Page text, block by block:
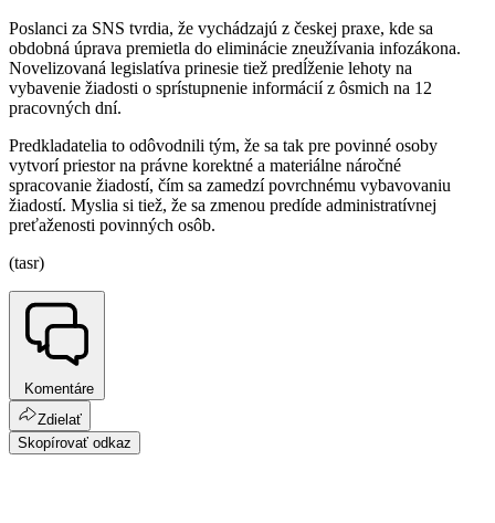
Poslanci za SNS tvrdia, že vychádzajú z českej praxe, kde sa
obdobná úprava premietla do eliminácie zneužívania infozákona.
Novelizovaná legislatíva prinesie tiež predĺženie lehoty na
vybavenie žiadosti o sprístupnenie informácií z ôsmich na 12
pracovných dní.
Predkladatelia to odôvodnili tým, že sa tak pre povinné osoby
vytvorí priestor na právne korektné a materiálne náročné
spracovanie žiadostí, čím sa zamedzí povrchnému vybavovaniu
žiadostí. Myslia si tiež, že sa zmenou predíde administratívnej
preťaženosti povinných osôb.
(tasr)
Komentáre
Zdielať
Skopírovať odkaz